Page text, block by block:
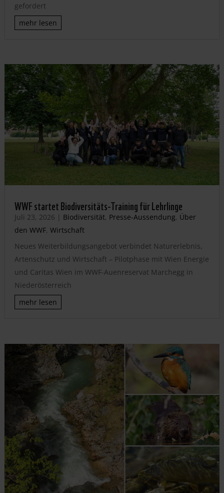
gefordert
mehr lesen
WWF startet Biodiversitäts-Training für Lehrlinge
Juli 23, 2026 | Biodiversität, Presse-Aussendung, Über
den WWF, Wirtschaft
Neues Weiterbildungsangebot verbindet Naturerlebnis,
Artenschutz und Wirtschaft – Pilotphase mit Wien Energie
und Caritas Wien im WWF-Auenreservat Marchegg in
Niederösterreich
mehr lesen